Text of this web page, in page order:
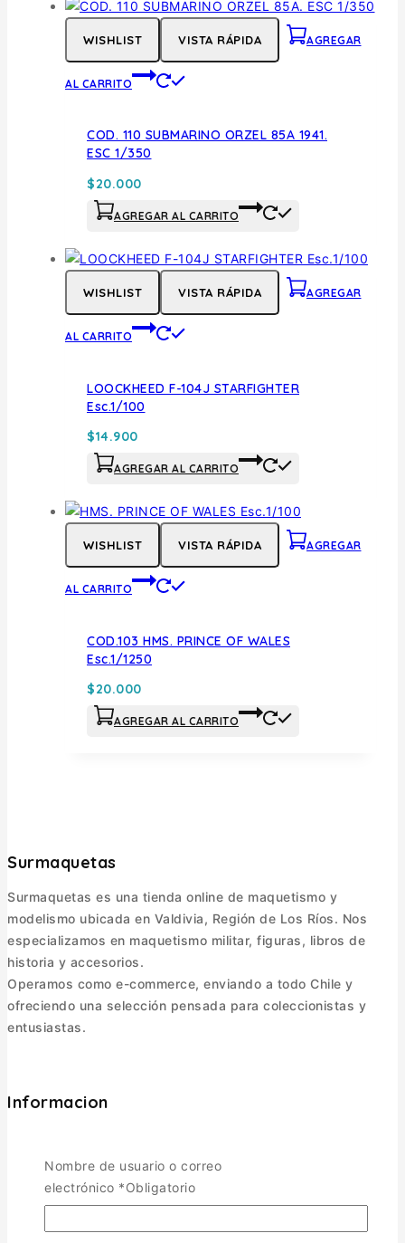
WISHLIST VISTA RÁPIDA AGREGAR
AL CARRITO
COD. 110 SUBMARINO ORZEL 85A 1941.
ESC 1/350
$20.000
AGREGAR AL CARRITO
WISHLIST VISTA RÁPIDA AGREGAR
AL CARRITO
LOOCKHEED F-104J STARFIGHTER
Esc.1/100
$14.900
AGREGAR AL CARRITO
WISHLIST VISTA RÁPIDA AGREGAR
AL CARRITO
COD.103 HMS. PRINCE OF WALES
Esc.1/1250
$20.000
AGREGAR AL CARRITO
Surmaquetas
Surmaquetas es una tienda online de maquetismo y
modelismo ubicada en Valdivia, Región de Los Ríos. Nos
especializamos en maquetismo militar, figuras, libros de
historia y accesorios.
Operamos como e-commerce, enviando a todo Chile y
ofreciendo una selección pensada para coleccionistas y
entusiastas.
Informacion
Cambios y Devoluciones
Política de Privacidad
Nombre de usuario o correo
electrónico *Obligatorio